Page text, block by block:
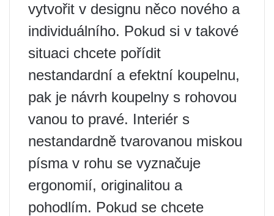
vytvořit v designu něco nového a
individuálního. Pokud si v takové
situaci chcete pořídit
nestandardní a efektní koupelnu,
pak je návrh koupelny s rohovou
vanou to pravé. Interiér s
nestandardně tvarovanou miskou
písma v rohu se vyznačuje
ergonomií, originalitou a
pohodlím. Pokud se chcete